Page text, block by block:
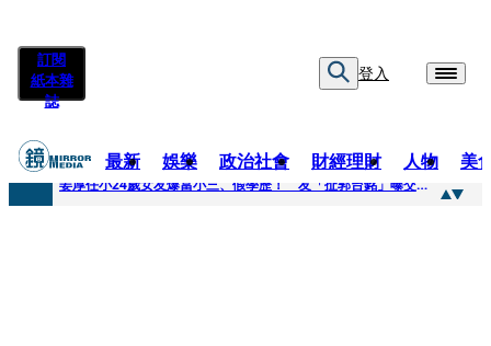
訂閱
紙本雜
誌
登入
最新 娛樂 政治社會 財經理財 人物 美
快訊
姜厚任小24歲女友爆當小三、假學歷！ 友「扯郭台銘」曝交往內幕：我們又不像他